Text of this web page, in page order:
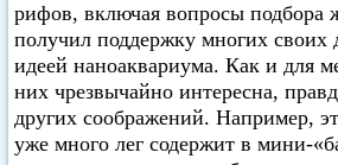
рифов, включая вопросы подбора
получил поддержку многих своих
идеей наноаквариума. Как и для
них чрезвычайно интересна,
других соображений. Например,
уже много лег содержит в мини-